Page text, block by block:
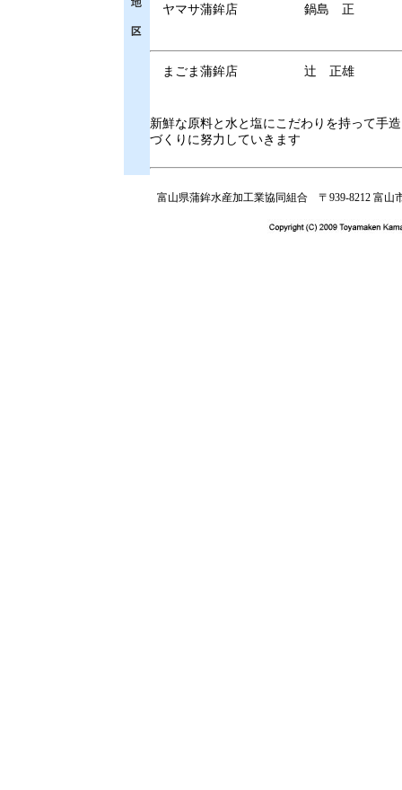
ヤマサ蒲鉾店 鍋島 正
まごま蒲鉾店 辻 正雄
新鮮な原料と水と塩にこだわりを持って手
づくりに努力していきます
富山県蒲鉾水産加工業協同組合 〒939-8212 富山